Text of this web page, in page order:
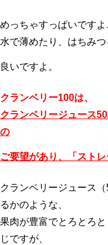
めっちゃすっぱいですよ
水で薄めたり、はちみ
良いですよ。
クランベリー100は、
クランベリージュース
の
ご要望があり、「スト
クランベリージュース
るかのような、
果肉が豊富でとろとろ
じですが、